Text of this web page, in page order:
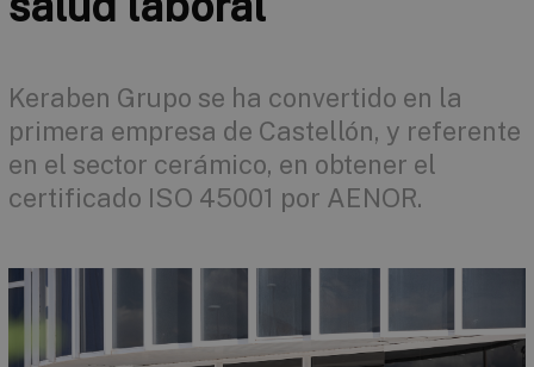
Keraben Grupo se ha convertido en la
primera empresa de Castellón, y referente
en el sector cerámico, en obtener el
certificado ISO 45001 por AENOR.